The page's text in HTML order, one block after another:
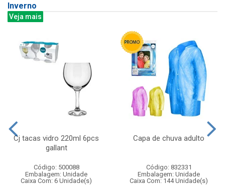
Inverno
Veja mais
Cj tacas vidro 220ml 6pcs
gallant
Código: 500088
Embalagem: Unidade
Caixa Com: 6 Unidade(s)
Capa de chuva adulto
Código: 832331
Embalagem: Unidade
Caixa Com: 144 Unidade(s)